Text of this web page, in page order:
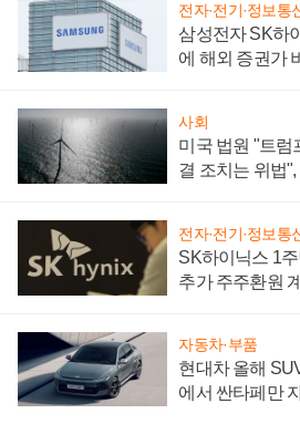
전자·전기·정보통
삼성전자 SK하
에 해외 증권가
사회
미국 법원 "트럼
결 조치는 위법
전자·전기·정보통
SK하이닉스 1
추가 주주환원
자동차·부품
현대차 올해
에서 싼타페만